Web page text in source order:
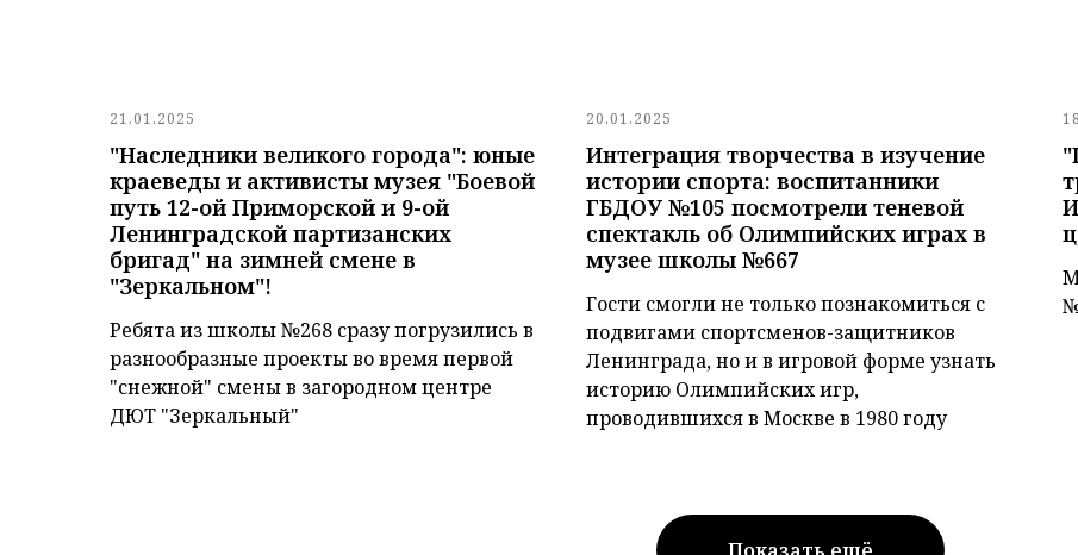
21.01.2025
"Наследники великого города": юные
краеведы и активисты музея "Боевой
путь 12-ой Приморской и 9-ой
Ленинградской партизанских
бригад" на зимней смене в
"Зеркальном"!
Ребята из школы №268 сразу погрузились в
разнообразные проекты во время первой
"снежной" смены в загородном центре
ДЮТ "Зеркальный"
20.01.2025
Интеграция творчества в изучение
истории спорта: воспитанники
ГБДОУ №105 посмотрели теневой
спектакль об Олимпийских играх в
музее школы №667
Гости смогли не только познакомиться с
подвигами спортсменов-защитников
Ленинграда, но и в игровой форме узнать
историю Олимпийских игр,
проводившихся в Москве в 1980 году